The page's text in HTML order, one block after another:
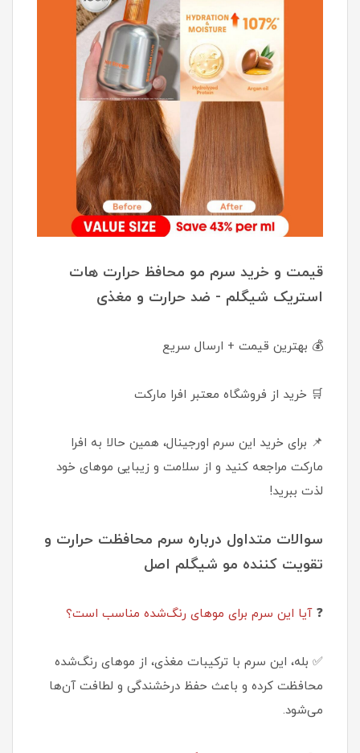
قیمت و خرید سرم مو محافظ حرارت هات
استریک شیگلم - ضد حرارت و مغذی
💰 بهترین قیمت + ارسال سریع
🛒 خرید از فروشگاه معتبر افرا مارکت
📌 برای خرید این سرم اورجینال، همین حالا به افرا
مارکت مراجعه کنید و از سلامت و زیبایی موهای خود
لذت ببرید!
سوالات متداول درباره سرم محافظت حرارت و
تقویت کننده مو شیگلم اصل
❓آیا این سرم برای موهای رنگ‌شده مناسب است؟
✅ بله، این سرم با ترکیبات مغذی، از موهای رنگ‌شده
محافظت کرده و باعث حفظ درخشندگی و لطافت آن‌ها
می‌شود.